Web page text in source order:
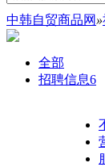
中韩自贸商品网 »
全部
招聘信息6